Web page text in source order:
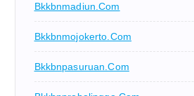
Bkkbnmadiun.com
Bkkbnmojokerto.com
Bkkbnpasuruan.com